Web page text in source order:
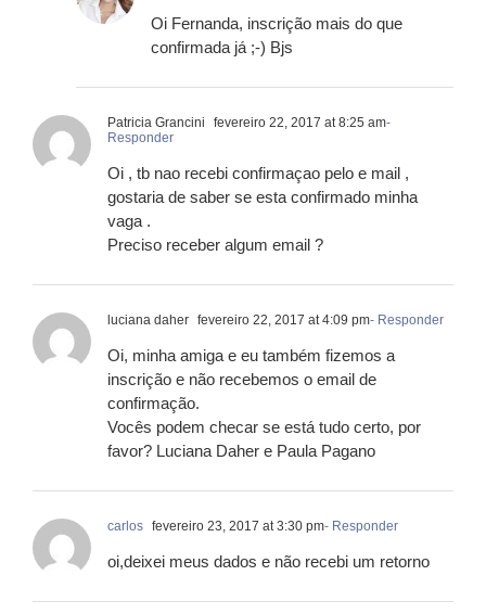
Oi Fernanda, inscrição mais do que
confirmada já ;-) Bjs
Patricia Grancini fevereiro 22, 2017 at 8:25 am-
Responder
Oi , tb nao recebi confirmaçao pelo e mail ,
gostaria de saber se esta confirmado minha
vaga .
Preciso receber algum email ?
luciana daher fevereiro 22, 2017 at 4:09 pm- Responder
Oi, minha amiga e eu também fizemos a
inscrição e não recebemos o email de
confirmação.
Vocês podem checar se está tudo certo, por
favor? Luciana Daher e Paula Pagano
carlos fevereiro 23, 2017 at 3:30 pm- Responder
oi,deixei meus dados e não recebi um retorno